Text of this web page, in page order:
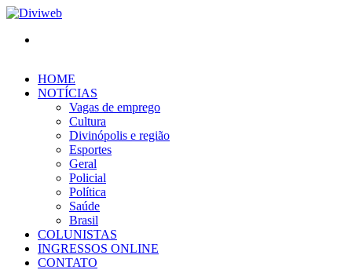
HOME
NOTÍCIAS
Vagas de emprego
Cultura
Divinópolis e região
Esportes
Geral
Policial
Política
Saúde
Brasil
COLUNISTAS
INGRESSOS ONLINE
CONTATO